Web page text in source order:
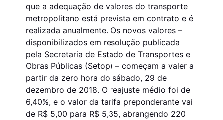
que a adequação de valores do transporte
metropolitano está prevista em contrato e é
realizada anualmente. Os novos valores –
disponibilizados em resolução publicada
pela Secretaria de Estado de Transportes e
Obras Públicas (Setop) – começam a valer a
partir da zero hora do sábado, 29 de
dezembro de 2018. O reajuste médio foi de
6,40%, e o valor da tarifa preponderante vai
de R$ 5,00 para R$ 5,35, abrangendo 220